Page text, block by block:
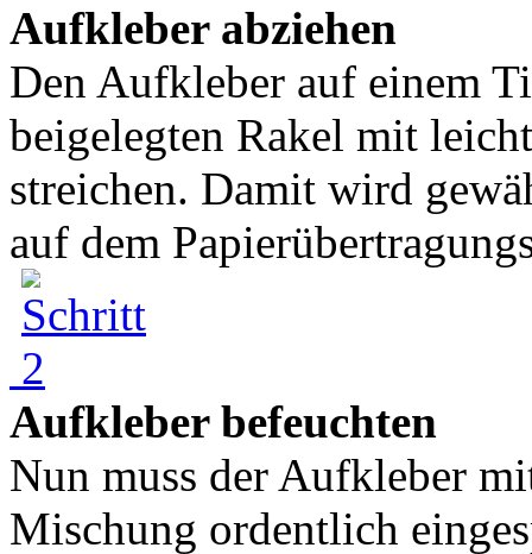
Aufkleber abziehen
Den Aufkleber auf einem
beigelegten Rakel mit
streichen. Damit wird
auf dem
Aufkleber befeuchten
Nun muss der Aufkleber
Mischung ordentlich